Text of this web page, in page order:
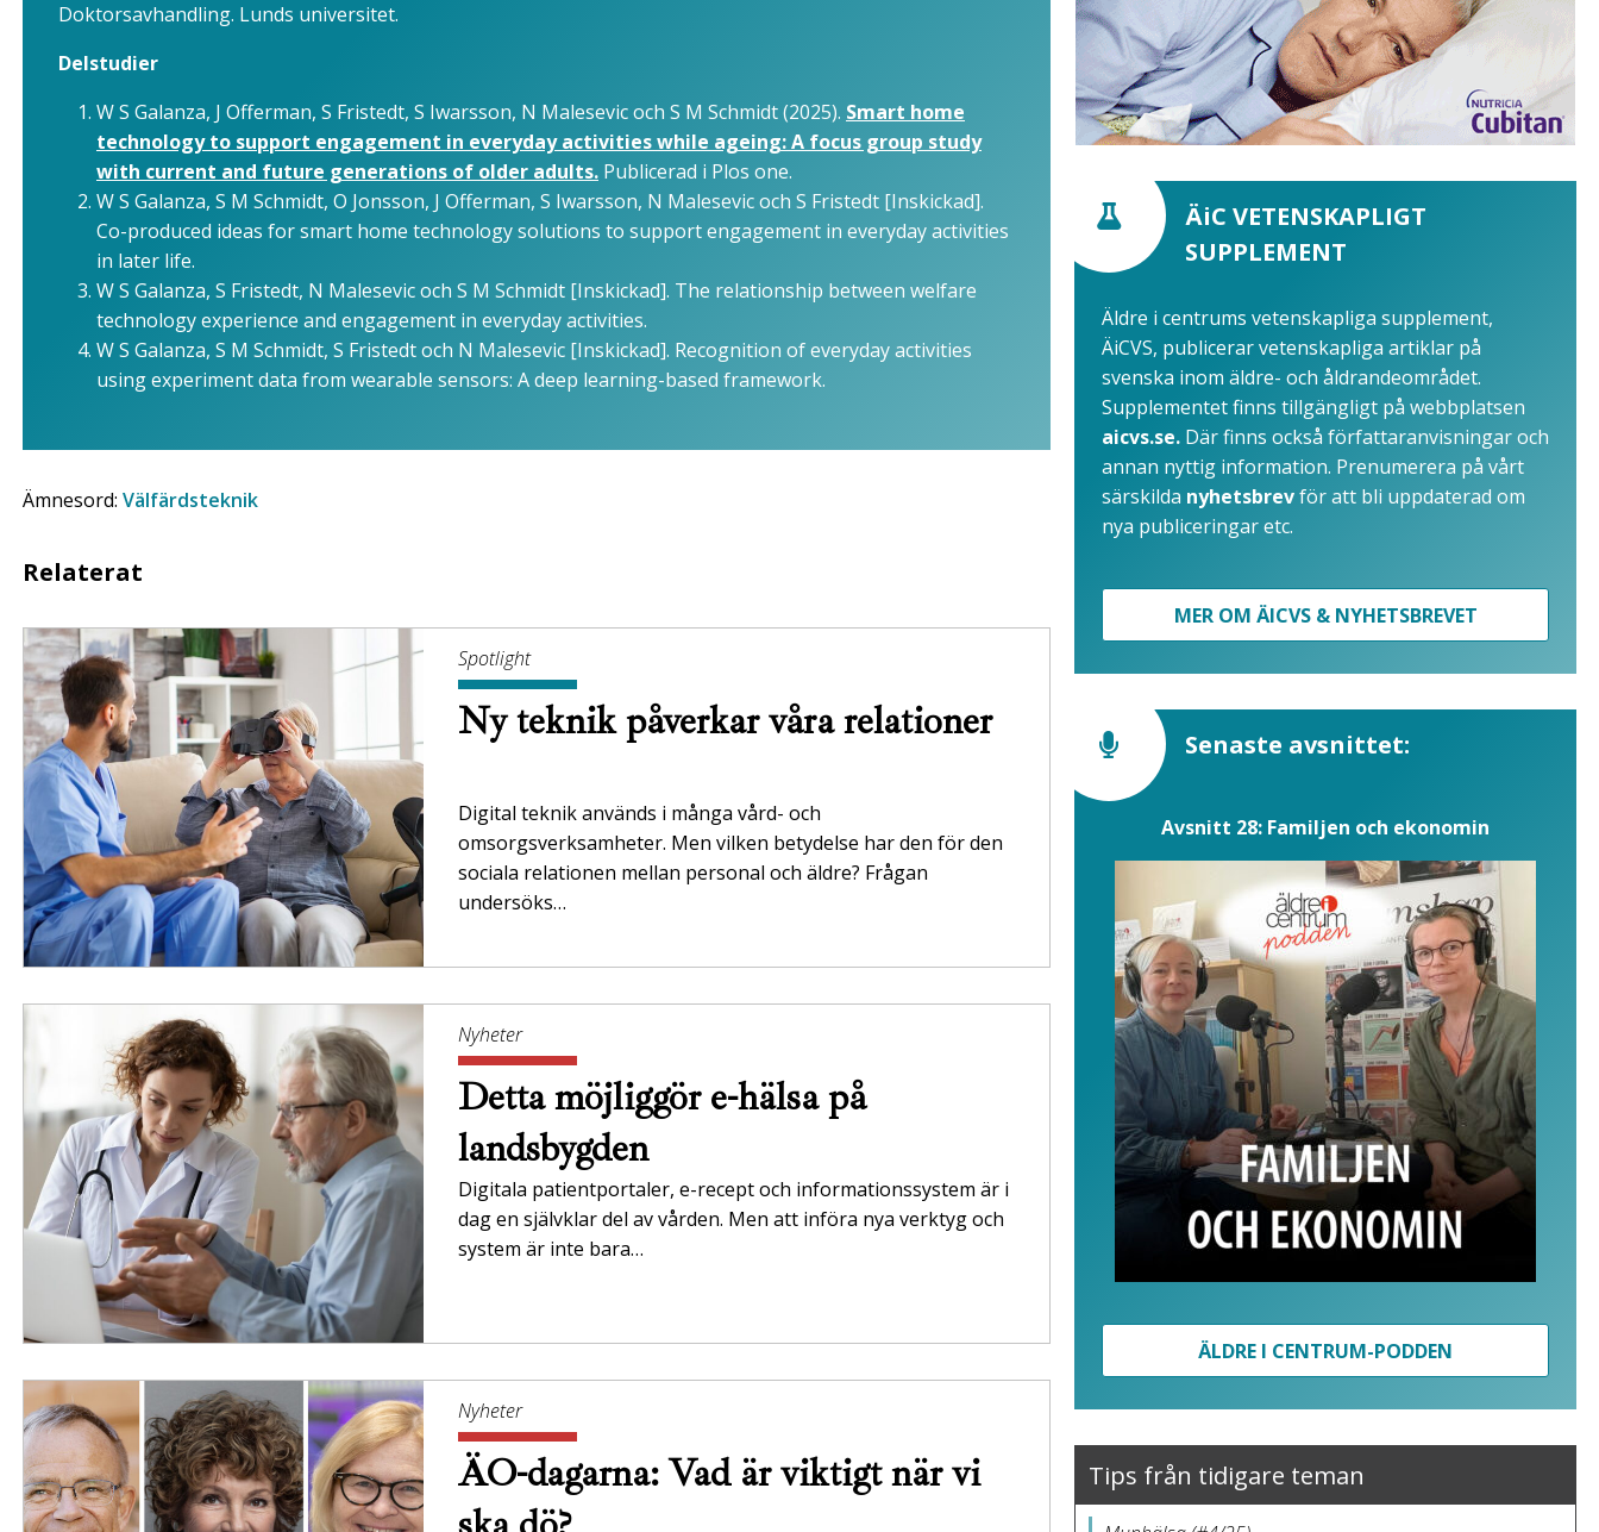
Doktorsavhandling. Lunds universitet.
Delstudier
W S Galanza, J Offerman, S Fristedt, S Iwarsson, N Malesevic och S M Schmidt (2025). Smart home
technology to support engagement in everyday activities while ageing: A focus group study
with current and future generations of older adults. Publicerad i Plos one.
W S Galanza, S M Schmidt, O Jonsson, J Offerman, S Iwarsson, N Malesevic och S Fristedt [Inskickad].
Co-produced ideas for smart home technology solutions to support engagement in everyday activities
in later life.
W S Galanza, S Fristedt, N Malesevic och S M Schmidt [Inskickad]. The relationship between welfare
technology experience and engagement in everyday activities.
W S Galanza, S M Schmidt, S Fristedt och N Malesevic [Inskickad]. Recognition of everyday activities
using experiment data from wearable sensors: A deep learning-based framework.
Ämnesord: Välfärdsteknik
Relaterat
Spotlight
Ny teknik påverkar våra relationer
Digital teknik används i många vård- och
omsorgsverksamheter. Men vilken betydelse har den för den
sociala relationen mellan personal och äldre? Frågan
undersöks…
Nyheter
Detta möjliggör e-hälsa på
landsbygden
Digitala patientportaler, e-recept och informationssystem är i
dag en självklar del av vården. Men att införa nya verktyg och
system är inte bara…
Nyheter
ÄO-dagarna: Vad är viktigt när vi
ÄiC VETENSKAPLIGT
SUPPLEMENT
Äldre i centrums vetenskapliga supplement,
ÄiCVS, publicerar vetenskapliga artiklar på
svenska inom äldre- och åldrandeområdet.
Supplementet finns tillgängligt på webbplatsen
aicvs.se. Där finns också författaranvisningar och
annan nyttig information. Prenumerera på vårt
särskilda nyhetsbrevför att bli uppdaterad om
nya publiceringar etc.
MER OM ÄICVS & NYHETSBREVET
Senaste avsnittet:
Avsnitt 28: Familjen och ekonomin
ÄLDRE I CENTRUM-PODDEN
Tips från tidigare teman